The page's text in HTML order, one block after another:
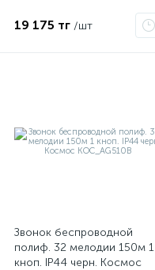
19 175 тг /шт
Звонок беспроводной
полиф. 32 мелодии 150м 1
кноп. IP44 черн. Космос